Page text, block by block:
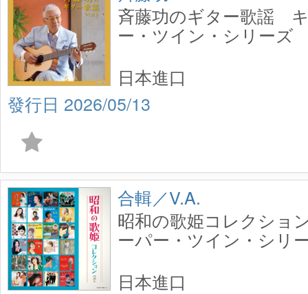
斉藤功のギター歌謡
ー・ツイン・シリーズ
2026/05/13
日本進口
合輯／V.A.
昭和の歌姫コレクシ
ーパー・ツイン・シ
日本進口